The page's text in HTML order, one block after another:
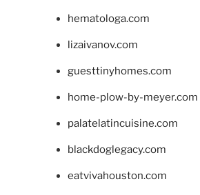
hematologa.com
lizaivanov.com
guesttinyhomes.com
home-plow-by-meyer.com
palatelatincuisine.com
blackdoglegacy.com
eatvivahouston.com